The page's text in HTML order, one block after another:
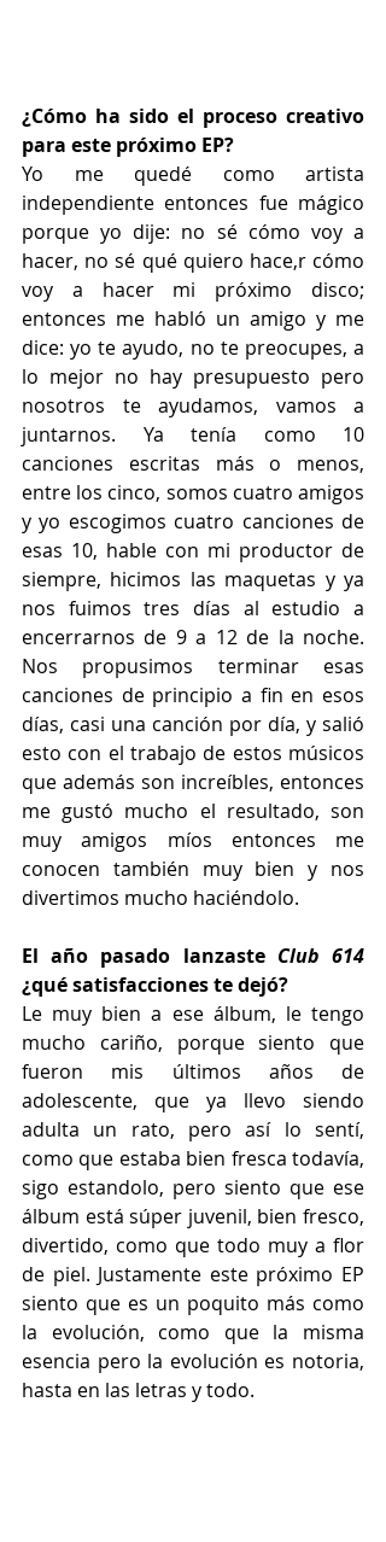
¿Cómo ha sido el proceso creativo
para este próximo EP?
Yo me quedé como artista
independiente entonces fue mágico
porque yo dije: no sé cómo voy a
hacer, no sé qué quiero hace,r cómo
voy a hacer mi próximo disco;
entonces me habló un amigo y me
dice: yo te ayudo, no te preocupes, a
lo mejor no hay presupuesto pero
nosotros te ayudamos, vamos a
juntarnos. Ya tenía como 10
canciones escritas más o menos,
entre los cinco, somos cuatro amigos
y yo escogimos cuatro canciones de
esas 10, hable con mi productor de
siempre, hicimos las maquetas y ya
nos fuimos tres días al estudio a
encerrarnos de 9 a 12 de la noche.
Nos propusimos terminar esas
canciones de principio a fin en esos
días, casi una canción por día, y salió
esto con el trabajo de estos músicos
que además son increíbles, entonces
me gustó mucho el resultado, son
muy amigos míos entonces me
conocen también muy bien y nos
divertimos mucho haciéndolo.
El año pasado lanzaste Club 614
¿qué satisfacciones te dejó?
Le muy bien a ese álbum, le tengo
mucho cariño, porque siento que
fueron mis últimos años de
adolescente, que ya llevo siendo
adulta un rato, pero así lo sentí,
como que estaba bien fresca todavía,
sigo estandolo, pero siento que ese
álbum está súper juvenil, bien fresco,
divertido, como que todo muy a flor
de piel. Justamente este próximo EP
siento que es un poquito más como
la evolución, como que la misma
esencia pero la evolución es notoria,
hasta en las letras y todo.